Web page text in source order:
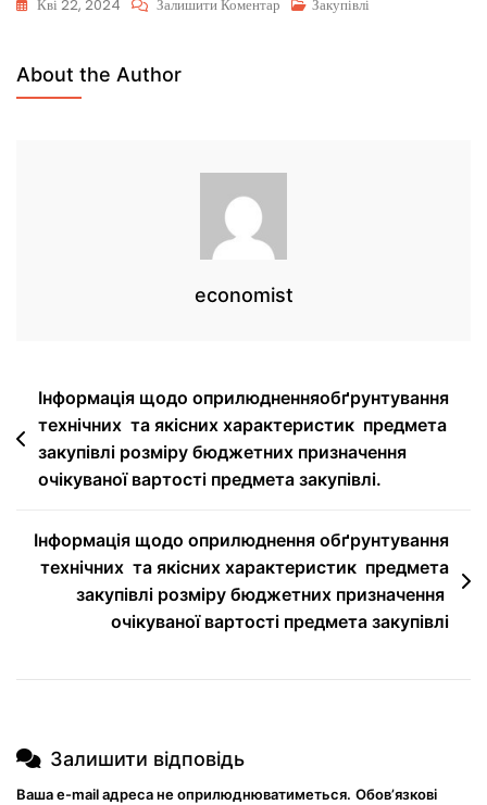
Кві 22, 2024 Залишити Коментар Закупівлі
About the Author
economist
Інформація щодо оприлюдненняобґрунтування
технічних та якісних характеристик предмета
закупівлі розміру бюджетних призначення
очікуваної вартості предмета закупівлі.
Інформація щодо оприлюднення обґрунтування
технічних та якісних характеристик предмета
закупівлі розміру бюджетних призначення
очікуваної вартості предмета закупівлі
Залишити відповідь
Ваша e-mail адреса не оприлюднюватиметься. Обов’язкові